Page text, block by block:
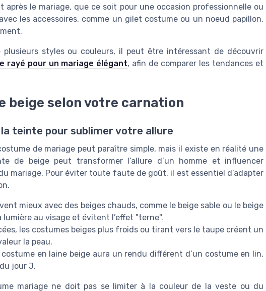
le mariage, que ce soit pour une occasion professionnelle ou
les accessoires, comme un gilet costume ou un noeud papillon,
styles ou couleurs, il peut être intéressant de découvrir
rayé pour un mariage élégant, afin de comparer les tendances et
beige selon votre carnation
teinte pour sublimer votre allure
de mariage peut paraître simple, mais il existe en réalité une
de beige peut transformer l’allure d’un homme et influencer
mariage. Pour éviter toute faute de goût, il est essentiel d’adapter
mieux avec des beiges chauds, comme le beige sable ou le beige
au visage et évitent l’effet "terne".
les costumes beiges plus froids ou tirant vers le taupe créent un
la peau.
en laine beige aura un rendu différent d’un costume en lin,
jour J.
mariage ne doit pas se limiter à la couleur de la veste ou du